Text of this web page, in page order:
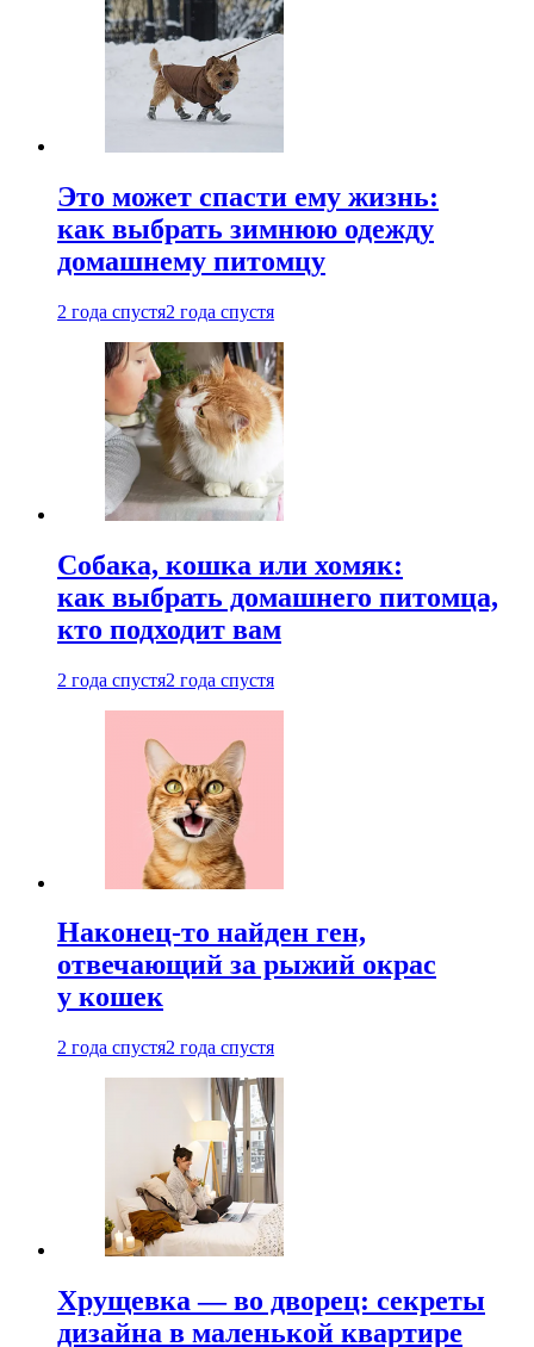
Это может спасти ему жизнь:
как выбрать зимнюю одежду
домашнему питомцу
2 года спустя2 года спустя
Собака, кошка или хомяк:
как выбрать домашнего питомца,
кто подходит вам
2 года спустя2 года спустя
Наконец-то найден ген,
отвечающий за рыжий окрас
у кошек
2 года спустя2 года спустя
Хрущевка — во дворец: секреты
дизайна в маленькой квартире